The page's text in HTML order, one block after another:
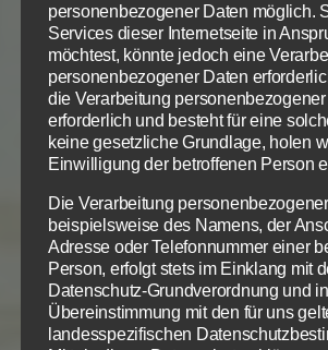
rettete Paulus. Und nicht nur das:
Paulus wurdevon der Gnade Jesu
überschüttet.Er schenkte Paulus
Bekehrung einen Glauben und eine
Jesus Christus geben kann. Die
war, aller Welt zu zeigen, welch
er durch seine Gnade verwandeln
Leben hineinretten kann. Das
Sünder begegnen der Gnade Jesu
dadurch zu neuen, erretteten und
und seinem Glauben erfüllten
Warum schreibe und wiederhole
personenbezogener Daten möglich.
Services dieser Internetseite in
möchtest, könnte jedoch eine
personenbezogener Daten
die Verarbeitung
erforderlich und besteht für eine
keine gesetzliche Grundlage, holen
Einwilligung der betroffenen Person
Die Verarbeitung
beispielsweise des Namens, der
Adresse oder Telefonnummer einer
Person, erfolgt stets im Einklang mit
Datenschutz-Grundverordnung und in
Übereinstimmung mit den für uns
landesspezifischen